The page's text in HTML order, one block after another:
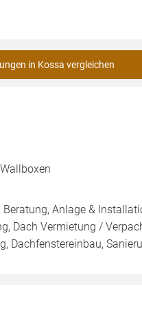
in Kossa vergleichen
Anlage &
Dach Vermietung /
Dachfenstereinbau,